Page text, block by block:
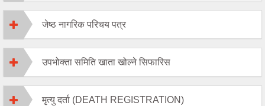
जेष्ठ नागरिक परिचय पत्र
उपभोक्ता समिति खाता खोल्ने सिफारिस
मृत्यु दर्ता (DEATH REGISTRATION)